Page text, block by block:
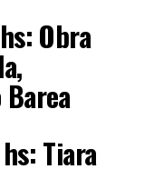
Obra
Tiara